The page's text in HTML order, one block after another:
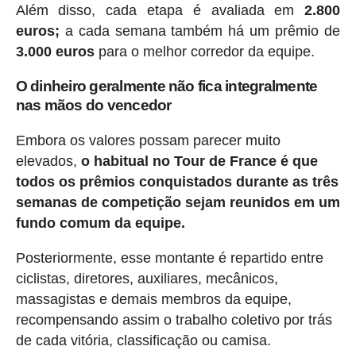
Além disso, cada etapa é avaliada em2.800
euros; a cada semana também há um prêmio de
3.000 eurospara o melhor corredor da equipe.
O dinheiro geralmente não fica integralmente
nas mãos do vencedor
Embora os valores possam parecer muito
elevados, o habitual no Tour de France é que
todos os prêmios conquistados durante as três
semanas de competição sejam reunidos em um
fundo comum da equipe.
Posteriormente, esse montante é repartido entre
ciclistas, diretores, auxiliares, mecânicos,
massagistas e demais membros da equipe,
recompensando assim o trabalho coletivo por trás
de cada vitória, classificação ou camisa.